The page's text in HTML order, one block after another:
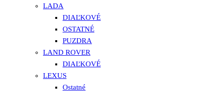
LADA
DIAĽKOVÉ
OSTATNÉ
PUZDRA
LAND ROVER
DIAĽKOVÉ
LEXUS
Ostatné